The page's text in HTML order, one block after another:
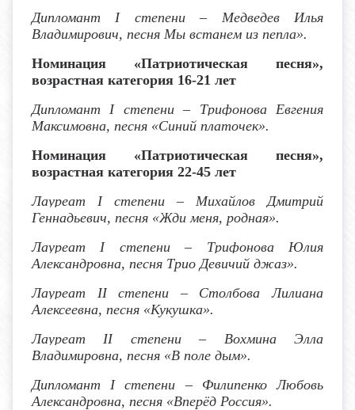
Дипломант I
степени – Медведев Илья
Владимирович, песня Мы встанем из пепла».
Номинация «Патриотическая песня»,
возрастная категория 16-21 лет
Дипломант I степени – Трифонова Евгения
Максимовна, песня «Синий платочек».
Номинация «Патриотическая песня»,
возрастная категория 22-45 лет
Лауреат I степени – Михайлов Дмитрий
Геннадьевич, песня «Жди меня, родная».
Лауреат I степени– Трифонова Юлия
Александровна, песня Трио Девичий джаз».
Лауреат IIстепени – Столбова Лилиана
Алексеевна, песня «Кукушка».
Лауреат II степени– Вохмина Элла
Владимировна, песня «В поле дым».
Дипломант I
степени – Филипенко Любовь
Александровна, песня «Вперёд Россия».